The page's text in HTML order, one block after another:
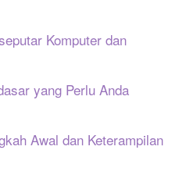
Komputer dan
yang Perlu Anda
Awal dan Keterampilan